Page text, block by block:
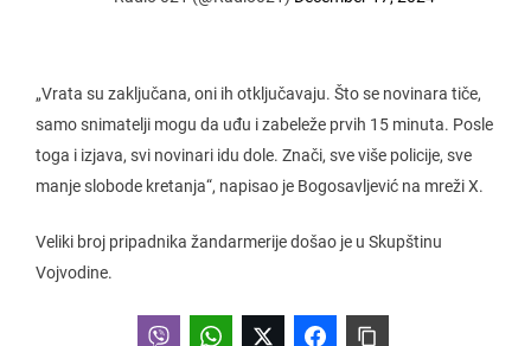
„Vrata su zaključana, oni ih otključavaju. Što se novinara tiče,
samo snimatelji mogu da uđu i zabeleže prvih 15 minuta. Posle
toga i izjava, svi novinari idu dole. Znači, sve više policije, sve
manje slobode kretanja“, napisao je Bogosavljević na mreži X.
Veliki broj pripadnika žandarmerije došao je u Skupštinu
Vojvodine.